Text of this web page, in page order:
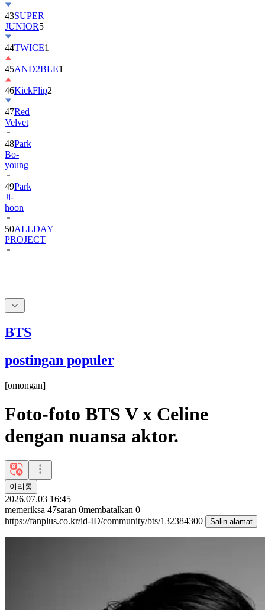
43SUPER
JUNIOR5
44TWICE1
45AND2BLE1
46KickFlip2
47Red
Velvet
48Park
Bo-
young
49Park
Ji-
hoon
50ALLDAY
PROJECT
BTS
postingan populer
[omongan]
Foto-foto BTS V x Celine
dengan nuansa aktor.
이리롱
2026.07.03 16:45
memeriksa 47saran 0membatalkan 0
https://fanplus.co.kr/id-ID/community/bts/132384300
Salin alamat